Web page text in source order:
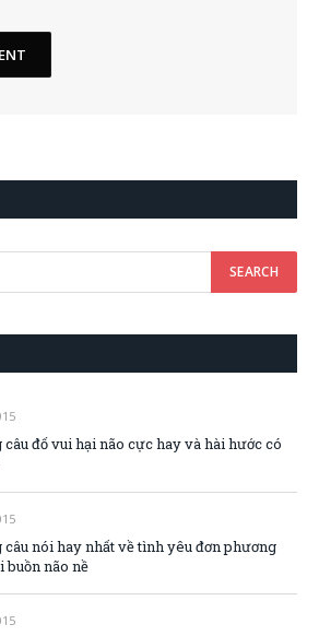
đố vui hại não cực hay và hài hước có
nói hay nhất về tình yêu đơn phương
buồn não nề